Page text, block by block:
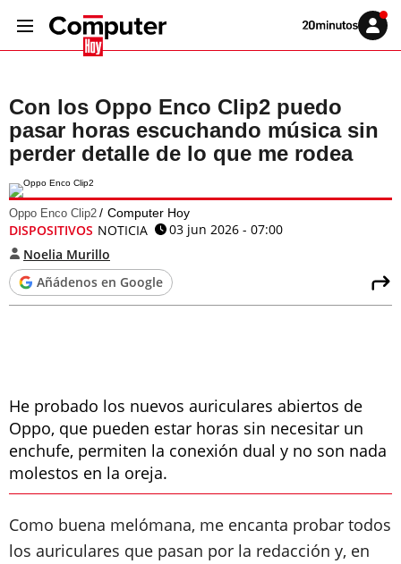
Volver
Iniciar
sesión
Con los Oppo Enco Clip2 puedo
pasar horas escuchando música sin
perder detalle de lo que me rodea
Oppo Enco Clip2 Computer Hoy
DISPOSITIVOS NOTICIA
03 jun 2026 - 07:00
Noelia Murillo
Añádenos en Google
He probado los nuevos auriculares abiertos de
Oppo, que pueden estar horas sin necesitar un
enchufe, permiten la conexión dual y no son nada
molestos en la oreja.
Como buena melómana, me encanta probar todos
los auriculares que pasan por la redacción y, en